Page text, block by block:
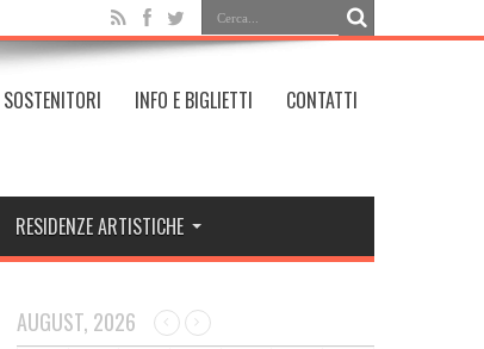
SOSTENITORI INFO E BIGLIETTI CONTATTI
RESIDENZE ARTISTICHE
AUGUST, 2026